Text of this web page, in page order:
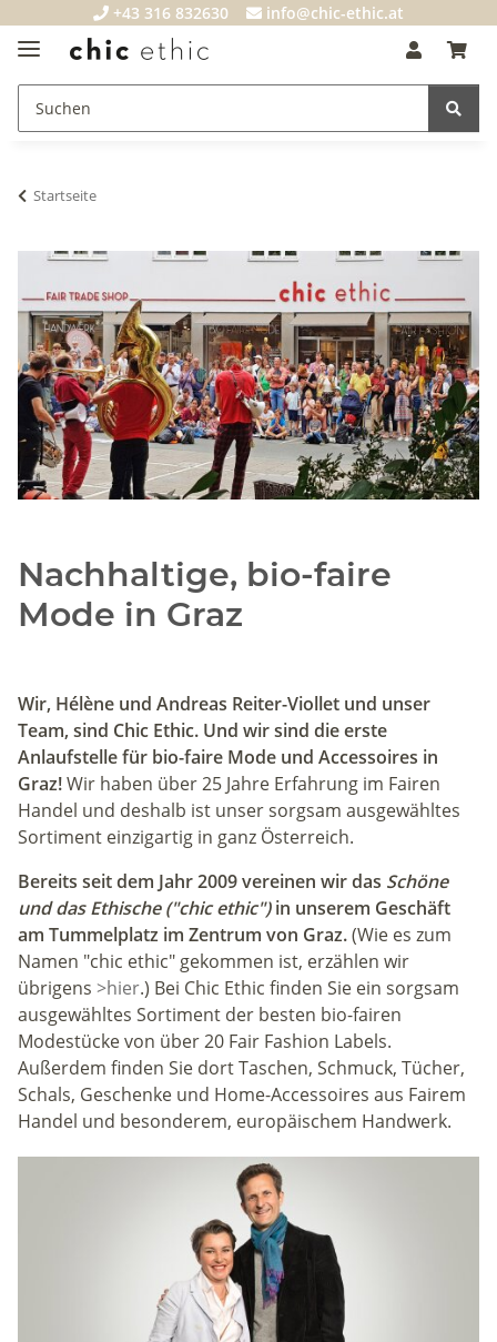
+43 316 832630 info@chic-ethic.at
Startseite
Nachhaltige, bio-faire
Mode in Graz
Wir, Hélène und Andreas Reiter-Viollet und unser
Team, sind Chic Ethic. Und wir sind die erste
Anlaufstelle für bio-faire Mode und Accessoires in
Graz!Wir haben über 25 Jahre Erfahrung im Fairen
Handel und deshalb ist unser sorgsam ausgewähltes
Sortiment einzigartig in ganz Österreich.
Bereits seit dem Jahr 2009 vereinen wir das Schöne
und das Ethische ("chic ethic")in unserem Geschäft
am Tummelplatz im Zentrum von Graz.(Wie es zum
Namen "chic ethic" gekommen ist, erzählen wir
übrigens >hier.) Bei Chic Ethic finden Sie ein sorgsam
ausgewähltes Sortiment der besten bio-fairen
Modestücke von über 20 Fair Fashion Labels.
Außerdem finden Sie dort Taschen, Schmuck, Tücher,
Schals, Geschenke und Home-Accessoires aus Fairem
Handel und besonderem, europäischem Handwerk.